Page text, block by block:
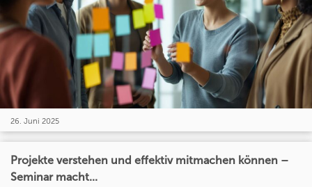
26. Juni 2025
Projekte verstehen und effektiv mitmachen können –
Seminar macht...